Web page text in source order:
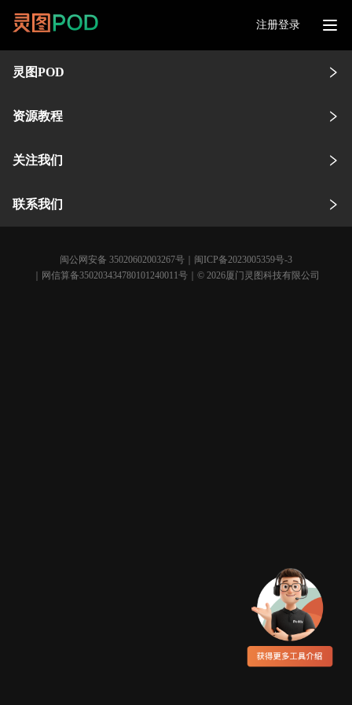
注册登录
灵图POD
资源教程
关注我们
联系我们
闽公网安备 35020602003267号
闽ICP备2023005359号-3
｜网信算备350203434780101240011号｜© 2026厦门灵图科技有限公司